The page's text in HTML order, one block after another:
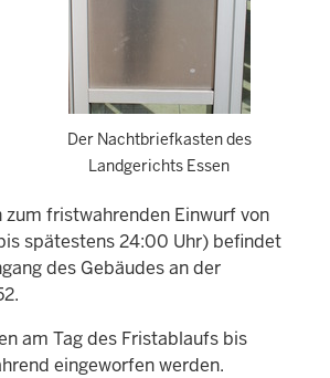
Der Nachtbriefkasten des
Landgerichts Essen
fristwahrenden Einwurf von
spätestens 24:00 Uhr) befindet
des Gebäudes an der
am Tag des Fristablaufs bis
eingeworfen werden.